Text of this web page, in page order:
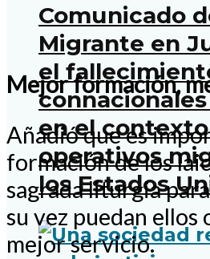
Comunicado
Migrante en
el
en el
operativos
los Estados
Mejor formación,
Añadió que es
formación de los
sagrada liturgia
su vez puedan ellos
mejor servicio.